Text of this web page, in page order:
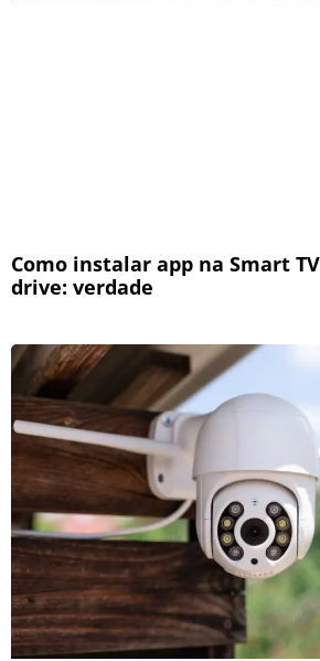
Como instalar app na Smart
drive: verdade